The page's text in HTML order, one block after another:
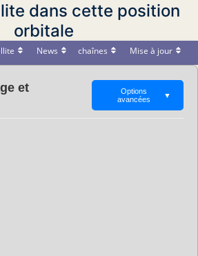
dans cette position
orbitale
News chaînes Mise à jour
et
Options
avancées
▼